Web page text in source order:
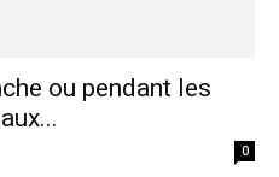
ou pendant les
0